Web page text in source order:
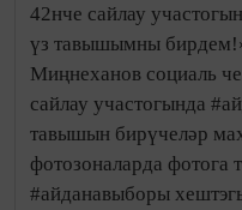
42нче сайлау
үз тавышымны
Миңнеханов социаль
сайлау участогында
тавышын бирүчеләр
фотозоналарда фотога
#айданавыборы